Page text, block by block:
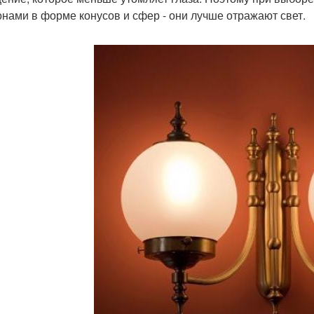
в форме конусов и сфер - они лучше отражают свет.